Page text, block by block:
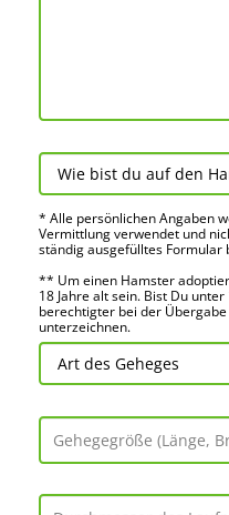
* Alle persön­lichen Angaben
Vermitt­lung verwendet und
ständig ausge­fülltes
** Um einen Hamster
18 Jahre alt sein. Bist Du
berechtigter bei der
unter­zeichnen.